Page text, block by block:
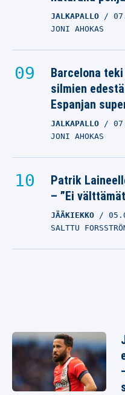
JALKAPALLO
JONI AHOKAS
Barcelona
silmien
Espanjan
JALKAPALLO
JONI AHOKAS
Patrik
– ”Ei
JÄÄKIEKKO
SALTTU